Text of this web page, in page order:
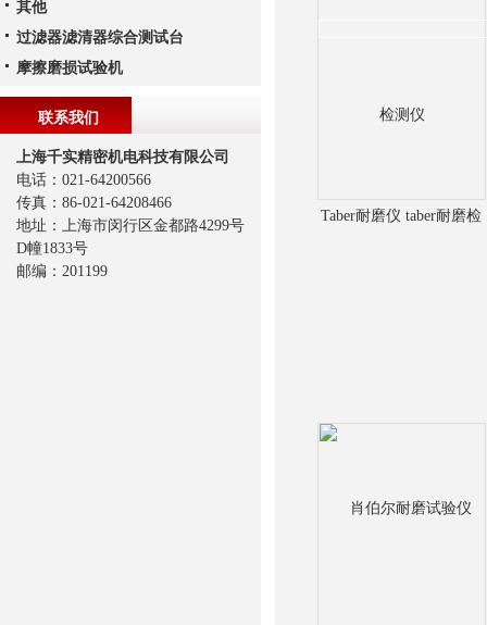
Taber耐磨仪 taber耐磨检
其他
过滤器滤清器综合测试台
摩擦磨损试验机
联系我们
上海千实精密机电科技有限公司
电话：021-64200566
传真：86-021-64208466
地址：上海市闵行区金都路4299号
D幢1833号
邮编：201199